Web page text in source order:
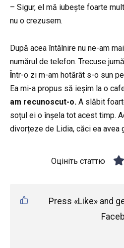
– Sigur, el mă iubește foarte
nu o crezusem.
După acea întâlnire nu ne-am
numărul de telefon. Trecuse
Într-o zi m-am hotărât s-o sun
Ea mi-a propus să ieșim la o
am recunoscut-o. A slăbit
soțul ei o înșela tot acest timp.
divorțeze de Lidia, căci ea avea
Оцініть статтю
Press «Like» and